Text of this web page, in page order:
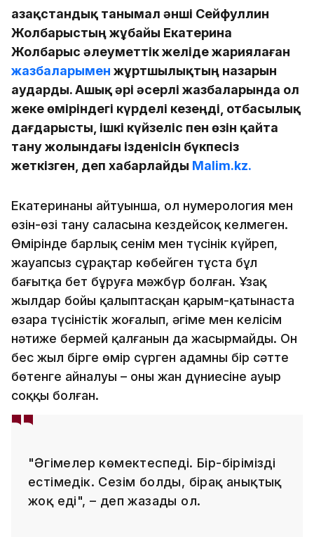
Қазақстандық танымал әнші Сейфуллин
Жолбарыстың жұбайы Екатерина
Жолбарыс әлеуметтік желіде жариялаған
жазбаларымен жұртшылықтың назарын
аударды. Ашық әрі әсерлі жазбаларында ол
жеке өміріндегі күрделі кезеңді, отбасылық
дағдарысты, ішкі күйзеліс пен өзін қайта
тану жолындағы ізденісін бүкпесіз
жеткізген, деп хабарлайды Malim.kz.
Екатеринаның айтуынша, ол нумерология мен
өзін-өзі тану саласына кездейсоқ келмеген.
Өмірінде барлық сенім мен түсінік күйреп,
жауапсыз сұрақтар көбейген тұста бұл
бағытқа бет бұруға мәжбүр болған. Ұзақ
жылдар бойы қалыптасқан қарым-қатынаста
өзара түсіністік жоғалып, әңгіме мен келісім
нәтиже бермей қалғанын да жасырмайды. Он
бес жыл бірге өмір сүрген адамның бір сәтте
бөтенге айналуы – оның жан дүниесіне ауыр
соққы болған.
"Әңгімелер көмектеспеді. Бір-бірімізді
естімедік. Сезім болды, бірақ анықтық
жоқ еді", – деп жазады ол.